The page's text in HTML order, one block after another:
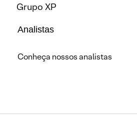
Grupo XP
Analistas
Conheça nossos analistas